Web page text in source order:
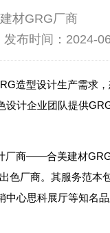
材GRG厂商
发布时间：2024-
造型设计生产需求
设计企业团队提供
厂商——合美建材
色厂商。其服务范本
中心思科展厅等知名